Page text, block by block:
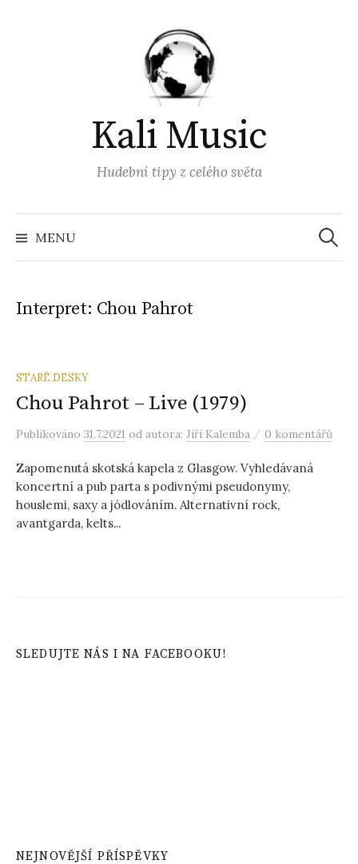
Kali Music
Hudební tipy z celého světa
MENU
Interpret: Chou Pahrot
STARÉ DESKY
Chou Pahrot – Live (1979)
Publikováno 31.7.2021 od autora: Jiří Kalemba / 0 komentářů
Zapomenutá skotská kapela z Glasgow. Vyhledávaná
koncertní a pub parta s podivnými pseudonymy,
houslemi, saxy a jódlováním. Alternativní rock,
avantgarda, kelts...
SLEDUJTE NÁS I NA FACEBOOKU!
NEJNOVĚJŠÍ PŘÍSPĚVKY